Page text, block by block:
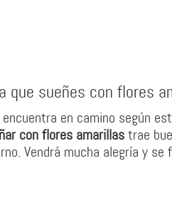
que sueñes con flores
en camino según
con flores amarillastrae
Vendrá mucha alegría y